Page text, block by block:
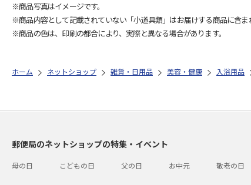
※商品写真はイメージです。
※商品内容として記載されていない「小道具類」はお届けする商品に含ま
※商品の色は、印刷の都合により、実際と異なる場合があります。
ホーム ネットショップ 雑貨・日用品 美容・健康 入浴用品
郵便局のネットショップの特集・イベント
母の日 こどもの日 父の日 お中元 敬老の日